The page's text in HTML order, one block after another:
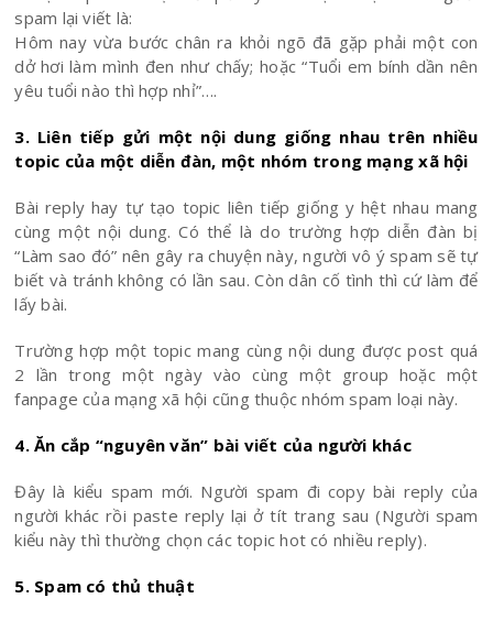
spam lại viết là:
Hôm nay vừa bước chân ra khỏi ngõ đã gặp phải một con
dở hơi làm mình đen như chấy; hoặc “Tuổi em bính dần nên
yêu tuổi nào thì hợp nhỉ”….
3. Liên tiếp gửi một nội dung giống nhau trên nhiều
topic của một diễn đàn, một nhóm trong mạng xã hội
Bài reply hay tự tạo topic liên tiếp giống y hệt nhau mang
cùng một nội dung. Có thể là do trường hợp diễn đàn bị
“Làm sao đó” nên gây ra chuyện này, người vô ý spam sẽ tự
biết và tránh không có lần sau. Còn dân cố tình thì cứ làm để
lấy bài.
Trường hợp một topic mang cùng nội dung được post quá
2 lần trong một ngày vào cùng một group hoặc một
fanpage của mạng xã hội cũng thuộc nhóm spam loại này.
4. Ăn cắp “nguyên văn” bài viết của người khác
Đây là kiểu spam mới. Người spam đi copy bài reply của
người khác rồi paste reply lại ở tít trang sau (Người spam
kiểu này thì thường chọn các topic hot có nhiều reply).
5. Spam có thủ thuật